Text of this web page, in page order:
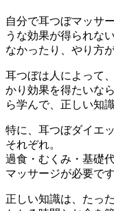
自分で耳つぼマッサ
うな効果が得られな
なかったり、やり方
耳つぼは人によって
かり効果を得たいな
ら学んで、正しい知
特に、耳つぼダイエ
それぞれ。
過食・むくみ・基礎
マッサージが必要です
正しい知識は、たっ